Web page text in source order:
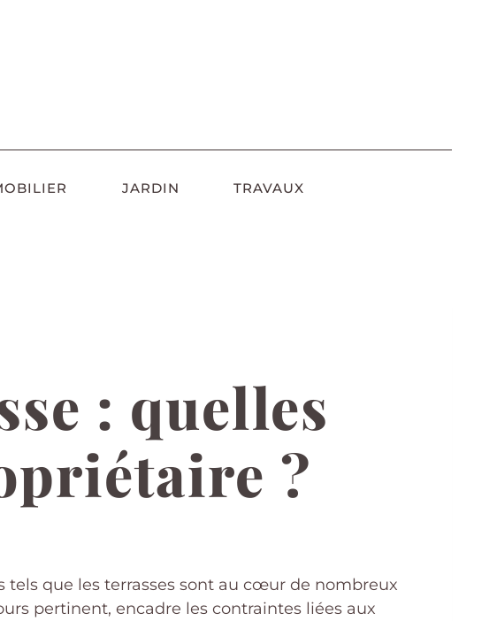
JARDIN TRAVAUX
: quelles
?
que les terrasses sont au cœur de nombreux
pertinent, encadre les contraintes liées aux